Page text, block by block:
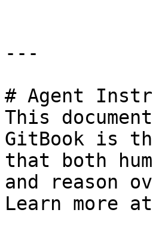
---
# Agent
This
GitBook is
that both
and reason
Learn more